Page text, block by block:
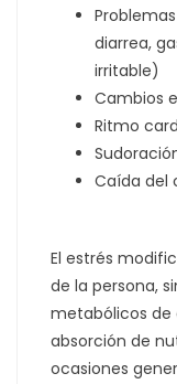
diarrea,
irritable)
Cambios
Ritmo
Caída del
El estrés
de la persona,
metabólicos de
absorción de
ocasiones